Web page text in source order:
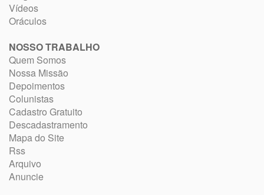
Vídeos
Oráculos
NOSSO TRABALHO
Quem Somos
Nossa Missão
Depoimentos
Colunistas
Cadastro Gratuito
Descadastramento
Mapa do Site
Rss
Arquivo
Anuncie